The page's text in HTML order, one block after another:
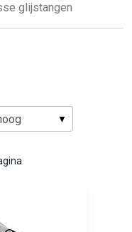
glijstangen